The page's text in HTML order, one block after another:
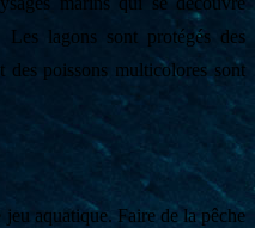
Les lagons sont protégés des
des poissons multicolores sont
aquatique. Faire de la pêche